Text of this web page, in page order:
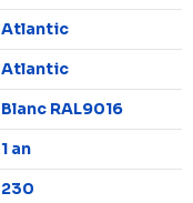
Atlantic
Atlantic
Blanc RAL9016
1 an
230